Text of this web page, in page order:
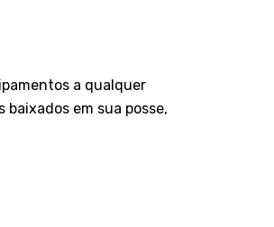
a qualquer
em sua posse,